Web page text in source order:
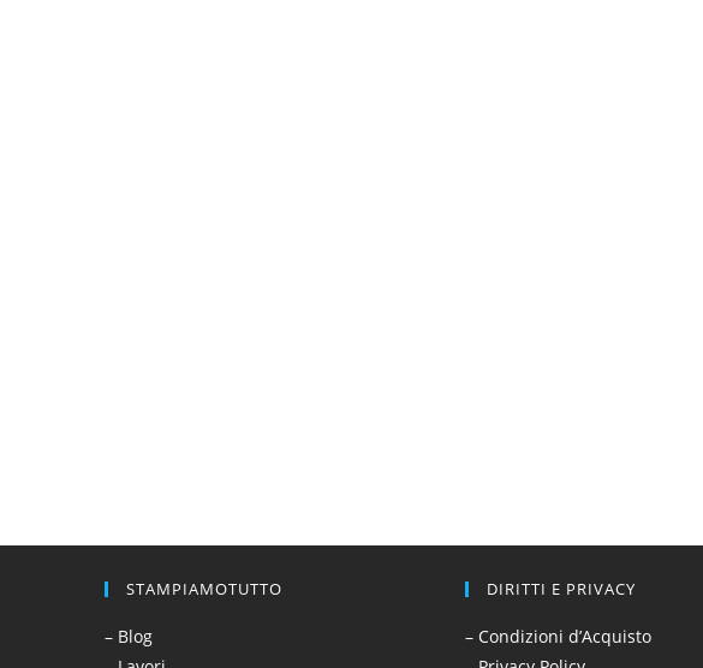
STAMPIAMOTUTTO
– Blog
DIRITTI E PRIVACY
– Condizioni d’Acquisto